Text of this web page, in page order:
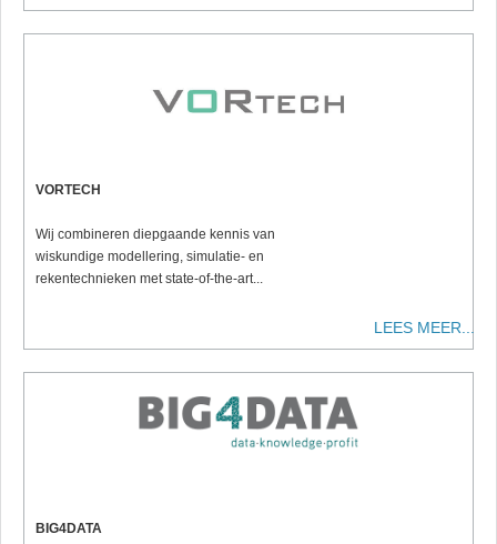
VORTECH
Wij combineren diepgaande kennis van
wiskundige modellering, simulatie- en
rekentechnieken met state-of-the-art...
LEES MEER...
BIG4DATA